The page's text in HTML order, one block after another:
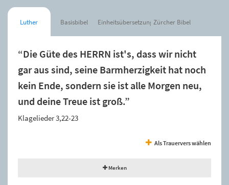
Luther Basisbibel Einheitsübersetzung Zürcher Bibel
“Die Güte des HERRN ist's, dass wir nicht
gar aus sind, seine Barmherzigkeit hat noch
kein Ende, sondern sie ist alle Morgen neu,
und deine Treue ist groß.”
Klagelieder 3,22-23
Als Trauervers wählen
Merken